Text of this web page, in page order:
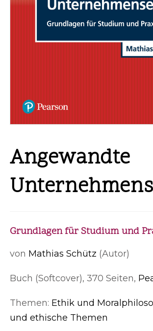
Angewandte
Grundlagen für Studium und
von Mathias Schütz (Autor)
Buch (Softcover), 370 Seiten,
Themen: Ethik und
und ethische Themen